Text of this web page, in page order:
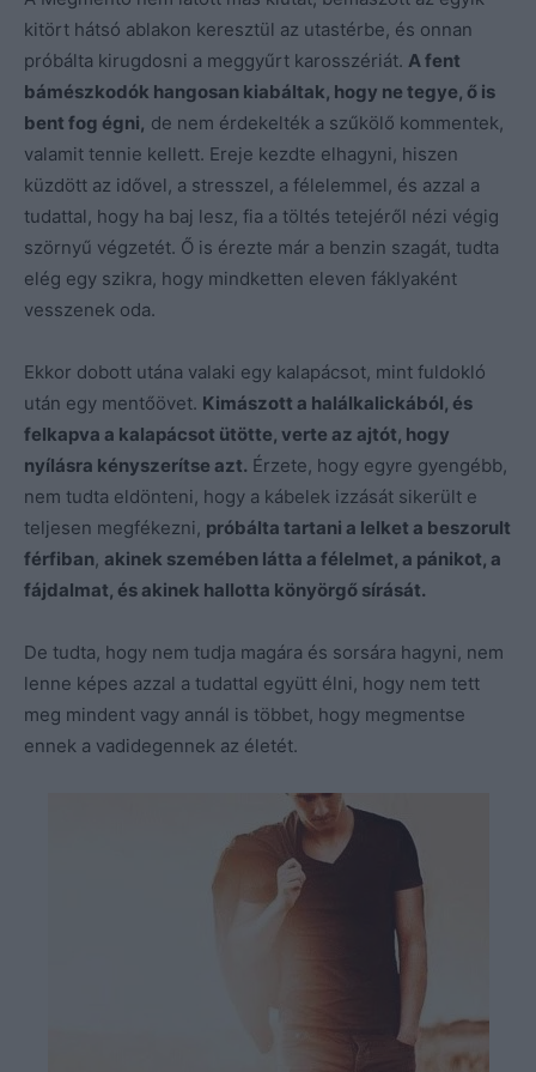
kitört hátsó ablakon keresztül az utastérbe, és onnan
próbálta kirugdosni a meggyűrt karosszériát. A fent
bámészkodók hangosan kiabáltak, hogy ne tegye, ő is
bent fog égni, de nem érdekelték a szűkölő kommentek,
valamit tennie kellett. Ereje kezdte elhagyni, hiszen
küzdött az idővel, a stresszel, a félelemmel, és azzal a
tudattal, hogy ha baj lesz, fia a töltés tetejéről nézi végig
szörnyű végzetét. Ő is érezte már a benzin szagát, tudta
elég egy szikra, hogy mindketten eleven fáklyaként
vesszenek oda.
Ekkor dobott utána valaki egy kalapácsot, mint fuldokló
után egy mentőövet. Kimászott a halálkalickából, és
felkapva a kalapácsot ütötte, verte az ajtót, hogy
nyílásra kényszerítse azt. Érzete, hogy egyre gyengébb,
nem tudta eldönteni, hogy a kábelek izzását sikerült e
teljesen megfékezni, próbálta tartani a lelket a beszorult
férfiban, akinek szemében látta a félelmet, a pánikot, a
fájdalmat, és akinek hallotta könyörgő sírását.
De tudta, hogy nem tudja magára és sorsára hagyni, nem
lenne képes azzal a tudattal együtt élni, hogy nem tett
meg mindent vagy annál is többet, hogy megmentse
ennek a vadidegennek az életét.